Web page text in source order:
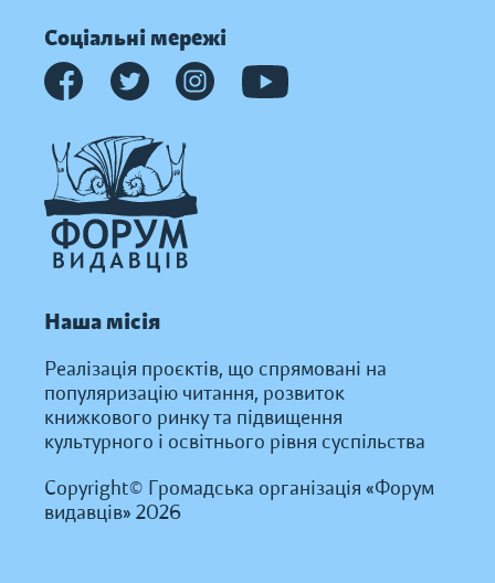
Соціальні мережі
Наша місія
Реалізація проєктів, що спрямовані на
популяризацію читання, розвиток
книжкового ринку та підвищення
культурного і освітнього рівня суспільства
Copyright© Громадська організація «Форум
видавців» 2026